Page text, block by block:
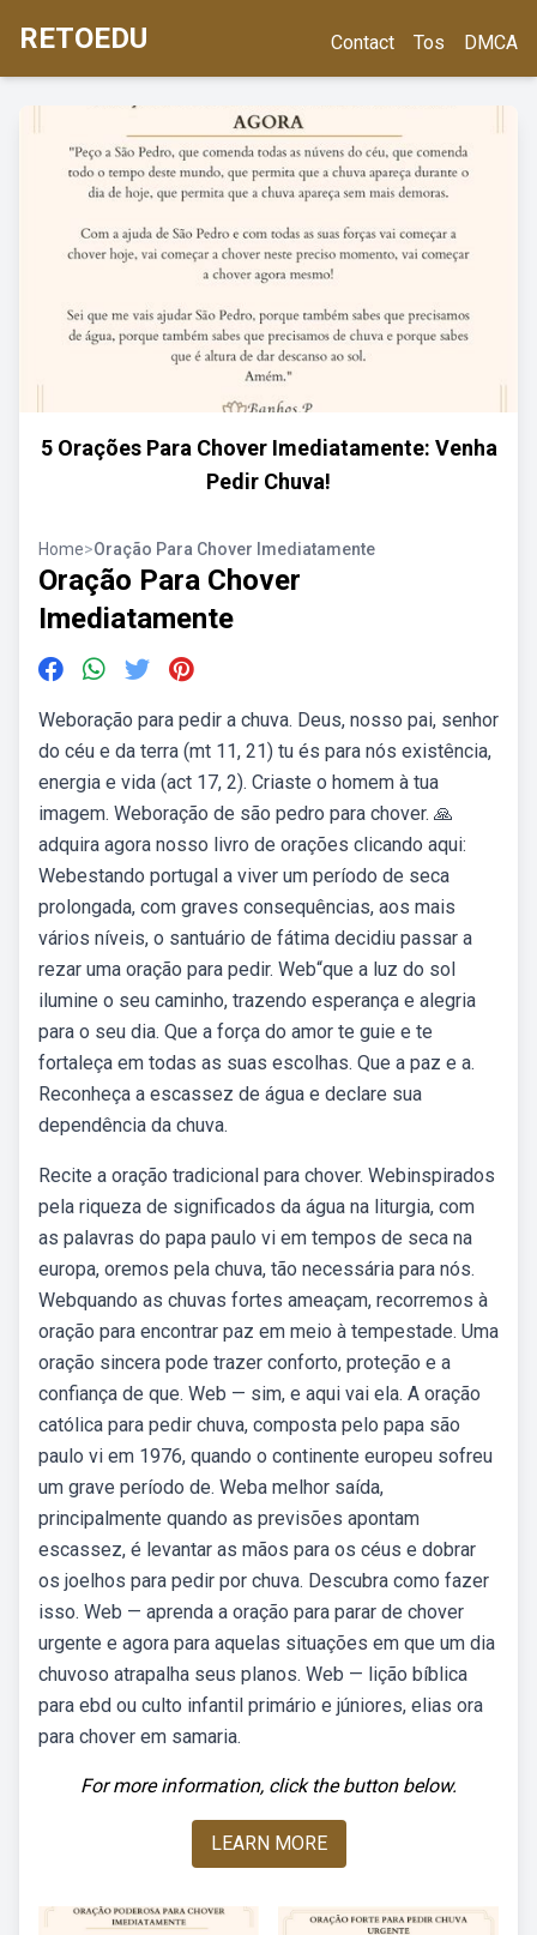
RETOEDU Contact Tos DMCA
5 Orações Para Chover Imediatamente: Venha
Pedir Chuva!
Home>Oração Para Chover Imediatamente
Oração Para Chover
Imediatamente
Weboração para pedir a chuva. Deus, nosso pai, senhor
do céu e da terra (mt 11, 21) tu és para nós existência,
energia e vida (act 17, 2). Criaste o homem à tua
imagem. Weboração de são pedro para chover. 🙏
adquira agora nosso livro de orações clicando aqui:
Webestando portugal a viver um período de seca
prolongada, com graves consequências, aos mais
vários níveis, o santuário de fátima decidiu passar a
rezar uma oração para pedir. Web“que a luz do sol
ilumine o seu caminho, trazendo esperança e alegria
para o seu dia. Que a força do amor te guie e te
fortaleça em todas as suas escolhas. Que a paz e a.
Reconheça a escassez de água e declare sua
dependência da chuva.
Recite a oração tradicional para chover. Webinspirados
pela riqueza de significados da água na liturgia, com
as palavras do papa paulo vi em tempos de seca na
europa, oremos pela chuva, tão necessária para nós.
Webquando as chuvas fortes ameaçam, recorremos à
oração para encontrar paz em meio à tempestade. Uma
oração sincera pode trazer conforto, proteção e a
confiança de que. Web — sim, e aqui vai ela. A oração
católica para pedir chuva, composta pelo papa são
paulo vi em 1976, quando o continente europeu sofreu
um grave período de. Weba melhor saída,
principalmente quando as previsões apontam
escassez, é levantar as mãos para os céus e dobrar
os joelhos para pedir por chuva. Descubra como fazer
isso. Web — aprenda a oração para parar de chover
urgente e agora para aquelas situações em que um dia
chuvoso atrapalha seus planos. Web — lição bíblica
para ebd ou culto infantil primário e júniores, elias ora
para chover em samaria.
For more information, click the button below.
LEARN MORE